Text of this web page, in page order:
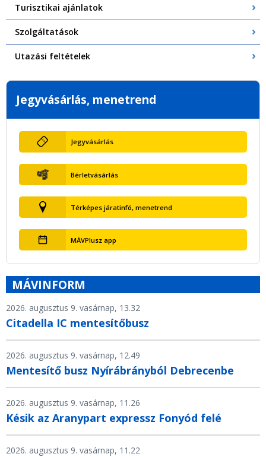
Turisztikai ajánlatok
Szolgáltatások
Utazási feltételek
Jegyvásárlás, menetrend
Jegyvásárlás
Bérletvásárlás
Térképes járatinfó, menetrend
MÁVPlusz app
MÁVINFORM
2026. augusztus 9. vasárnap, 13.32
Citadella IC mentesítőbusz
2026. augusztus 9. vasárnap, 12.49
Mentesítő busz Nyírábrányból Debrecenbe
2026. augusztus 9. vasárnap, 11.26
Késik az Aranypart expressz Fonyód felé
2026. augusztus 9. vasárnap, 11.22